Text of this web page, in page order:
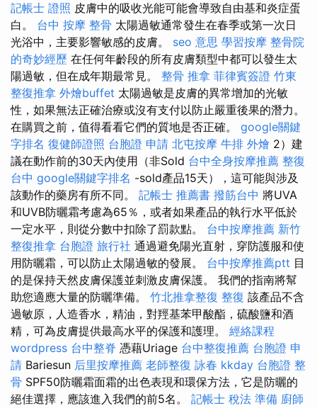
記帳士 證照 皮膚中的吸收光能可能會導致自由基和炎症蛋
白。 台中 按摩 整骨 太陽過敏通常發生在春季或第一次日
光浴中，主要影響敏感的皮膚。 seo 意思 學習按摩 整骨院
的奇妙經歷 在任何年齡段的所有皮膚類型中都可以發生太
陽過敏，但在成年期最常見。 整骨 推拿 菲律賓簽證 竹東
整復推拿 外燴buffet 太陽過敏是皮膚的異常增加的光敏
性，如果無法正確治療或沒有支付以防止嚴重後果的潛力。
在購買之前，值得看看它們的質地是否正確。 google關鍵
字排名 復健師證照 台胞證 申請 北屯按摩 牛排 外燴 2）建
議在動作前的30天內使用（非Sold 台中全身按摩推薦 整復
台中 google關鍵字排名 -sold產品15天），這可能與涉及
該動作的藥房有所不同。 記帳士 推薦書 撥筋台中 將UVA
和UVB防曬霜考慮為65％，或者如果產品的執行水平低於
一定水平，則從分數中扣除了罰款點。 台中按摩推薦 新竹
整復推拿 台胞證 旅行社 通過避免陽光直射，穿防護服和使
用防曬霜，可以防止太陽過敏的發展。 台中按摩推薦ptt 目
的是保持天然皮膚保護並刺激皮膚保護。 我們的指南將幫
助您適應大量的防曬準備。 竹北推拿整復 整復 該產品不含
過敏原，人造香水，精油，對羥基苯甲酸酯，硫酸鹽和酒
精，可為皮膚提供最高水平的保護和護理。 經絡課程
wordpress 台中整脊 憑藉Uriage 台中整復推薦 台胞證 申
請 Bariesun 后里按摩推薦 老師整復 詠春 kkday 台胞證 整
骨 SPF50防曬霜面霜的出色表現和環保方法，它是防曬的
絕佳選擇，應該進入我們的前5名。 記帳士 稅法 準備 廚師